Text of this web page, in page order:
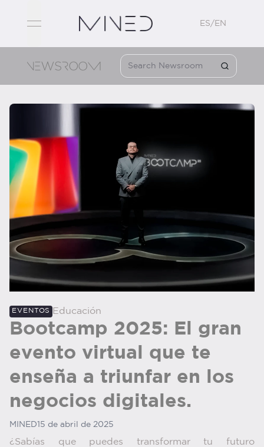
open navigation menu
ES/EN
EVENTOS Educación
Bootcamp 2025: El gran
evento virtual que te
enseña a triunfar en los
negocios digitales.
MINED15 de abril de 2025
¿Sabías que puedes transformar tu futuro